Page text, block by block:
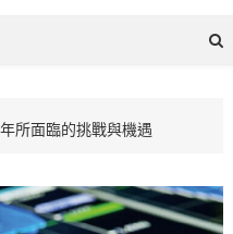
所面臨的挑戰與機遇